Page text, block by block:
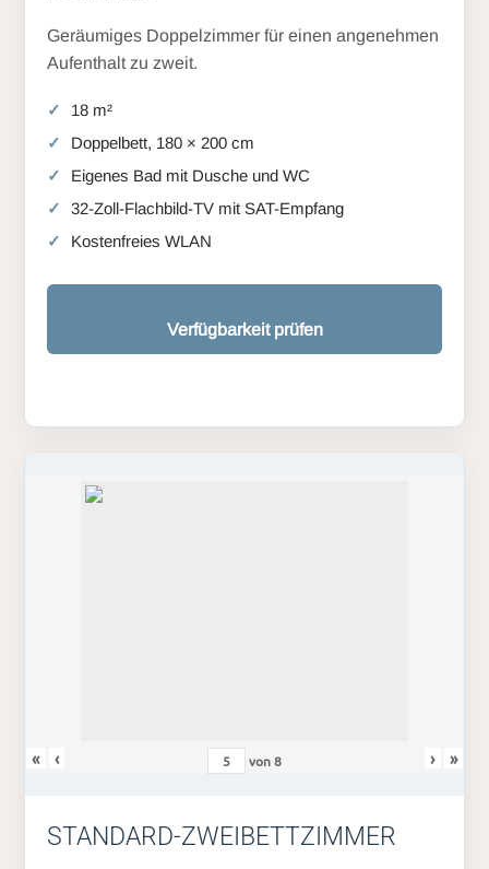
Geräumiges Doppelzimmer für einen angenehmen
Aufenthalt zu zweit.
18 m²
Doppelbett, 180 × 200 cm
Eigenes Bad mit Dusche und WC
32-Zoll-Flachbild-TV mit SAT-Empfang
Kostenfreies WLAN
Verfügbarkeit prüfen
« ‹ von8 › »
STANDARD-ZWEIBETTZIMMER